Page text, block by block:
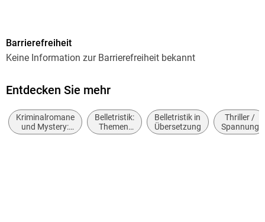
639
Reihe
Lavie Tidhar
Herausgegeben von
Barrierefreiheit
Keine Information zur Barrierefreiheit bekannt
Entdecken Sie mehr
Kriminalromane
und Mystery:
Hard Boiled,
Belletristik:
Themen,
Stoffe,
Belletristik in
Übersetzung
Thriller /
Spannung